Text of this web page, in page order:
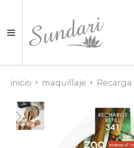
inicio maquillaje Recarga